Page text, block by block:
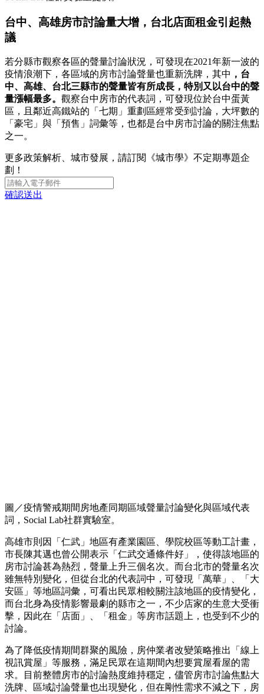
台中、高雄房市討論量大增，台北店面租金引起熱
議
若分縣市觀察各區的聲量討論狀況，可發現在2021年新一波的
疫情浪潮下，各區域的房市討論聲量也重新洗牌，其中 ，台
中、高雄、台北三縣市的聲量皆有所成長，特別又以台中的聲
量漲幅最多。 觀察台中房市的代表詞，可發現位於台中蛋黃
區，且鄰近高鐵站的「七期」重劃區經常受到討論，大坪數的
「豪宅」與「預售」詞彙等，也都是台中房市討論的關注焦點
之一。
更多政策解析、城市發展，請訂閱《城市學》不定期專題企
劃！
確認送出
圖／疫情警戒期間房地產同期區域聲量討論變化與區域代表
詞，Social Lab社群實驗室。
高雄市則因「仁武」地區有產業園區、學院校區等動工計畫，
市長陳其邁也曾公開表示「仁武交通條件好」，使得該地區的
房市討論甚為熱烈，聲量上升三個名次。而台北市的聲量名次
雖無特別變化，但從台北的代表詞中，可發現「萬華」、「大
安區」等地區詞彙，可看出民眾相較關注該地區的疫情變化，
而台北身為疫情影響最劇的縣市之一，不少店家的生意大受衝
擊，因此在「店面」、「租金」等房市話題上，也受到不少的
討論。
為了降低疫情期間群聚的風險，房仲業者改變策略推出「線上
視訊賞屋」等服務，滿足民眾在這期間內想要賞屋看屋的需
求。目前整體房市的討論熱度維持穩定，儘管房市討論焦點大
洗牌、區域討論聲量也出現變化，但在剛性需求不減之下，房